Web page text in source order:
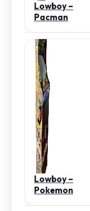
Lowboy –
Pacman
Lowboy –
Pokemon